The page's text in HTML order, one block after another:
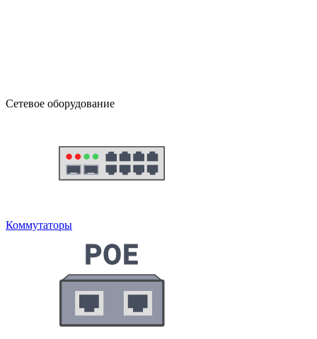
Сетевое оборудование
Коммутаторы